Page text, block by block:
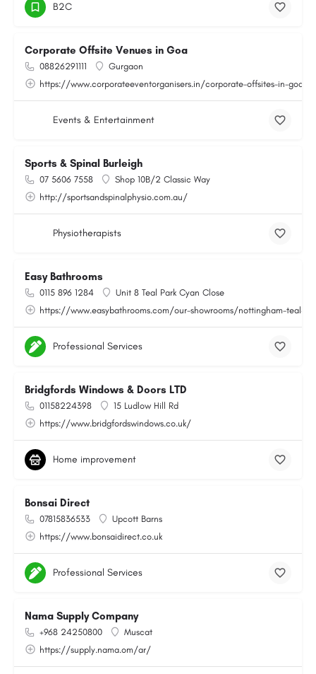
B2C
Corporate Offsite Venues in Goa
08826291111
Gurgaon
https://www.corporateeventorganisers.in/corporate-offsites-in-
Events & Entertainment
Sports & Spinal Burleigh
07 5606 7558
Shop 10B/2 Classic Way
http://sportsandspinalphysio.com.au/
Physiotherapists
Easy Bathrooms
0115 896 1284
Unit 8 Teal Park Cyan Close
https://www.easybathrooms.com/our-showrooms/nottingham-teal-
Professional Services
Bridgfords Windows & Doors LTD
01158224398
15 Ludlow Hill Rd
https://www.bridgfordswindows.co.uk/
Home improvement
Bonsai Direct
07815836533
Upcott Barns
https://www.bonsaidirect.co.uk
Professional Services
Nama Supply Company
+968 24250800
Muscat
https://supply.nama.om/ar/